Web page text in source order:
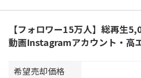
【フォロワー15万人】総再生
動画Instagramアカウント・高
希望売却価格